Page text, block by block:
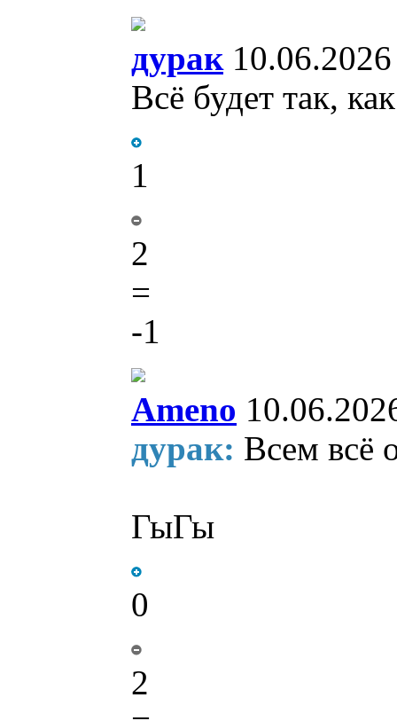
дурак
Всё будет так,
1
2
=
-1
Ameno
дурак: Всем всё
ГыГы
0
2